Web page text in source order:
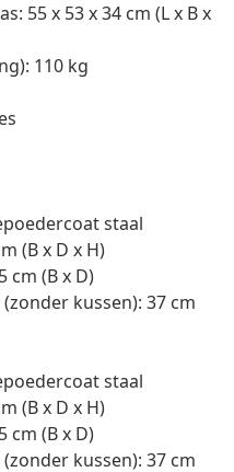
55 x 53 x 34 cm (L x B x
110 kg
staal
(B x D x H)
cm (B x D)
kussen): 37 cm
staal
(B x D x H)
cm (B x D)
kussen): 37 cm